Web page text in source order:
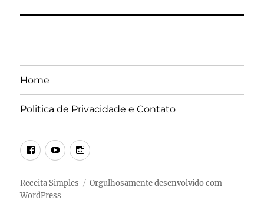
Home
Politica de Privacidade e Contato
Facebook
YoutubeInstagram
Receita Simples
Orgulhosamente desenvolvido com
WordPress